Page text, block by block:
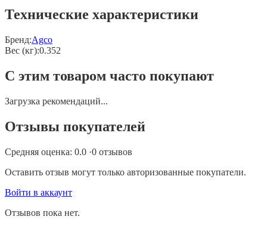
Технические характеристики
Бренд:Agco
Вес (кг):0.352
С этим товаром часто покупают
Загрузка рекомендаций...
Отзывы покупателей
Средняя оценка: 0.0 ·0 отзывов
Оставить отзыв могут только авторизованные покупатели.
Войти в аккаунт
Отзывов пока нет.